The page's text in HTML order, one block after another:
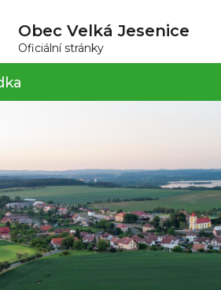
Obec Velká Jesenice
Oficiální stránky